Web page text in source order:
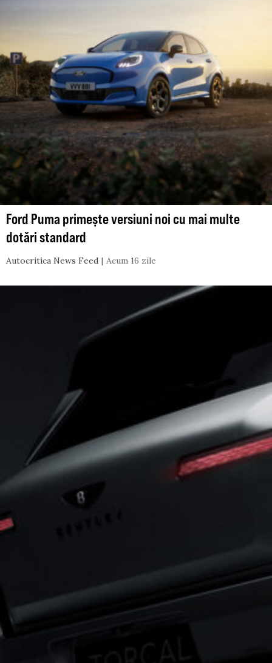
Ford Puma primește versiuni noi cu mai multe
dotări standard
Autocritica News Feed Acum 16 zile